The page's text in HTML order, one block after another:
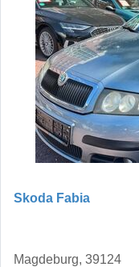
Skoda Fabia
Magdeburg, 39124